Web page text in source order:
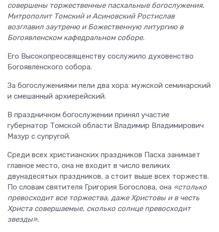
совершены торжественные пасхальные богослужения.
Митрополит Томский и Асиновский Ростислав
возглавил заутреню и Божественную литургию в
Богоявленском кафедральном соборе.
Его Высокопреосвященству сослужило духовенство
Богоявленского собора.
За богослужениями пели два хора: мужской семинарский
и смешанный архиерейский.
В праздничном богослужении принял участие
губернатор Томской области Владимир Владимирович
Мазур с супругой.
Среди всех христианских праздников Пасха занимает
главное место, она не входит в число великих
двунадесятых праздников, а стоит выше всех торжеств.
По словам святителя Григория Богослова, она «столько
превосходит все торжества, даже Христовы и в честь
Христа совершаемые, сколько солнце превосходит
звезды».